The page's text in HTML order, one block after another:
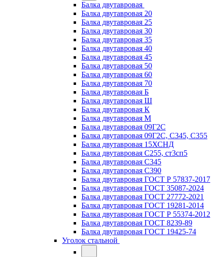
Балка двутавровая
Балка двутавровая 20
Балка двутавровая 25
Балка двутавровая 30
Балка двутавровая 35
Балка двутавровая 40
Балка двутавровая 45
Балка двутавровая 50
Балка двутавровая 60
Балка двутавровая 70
Балка двутавровая Б
Балка двутавровая Ш
Балка двутавровая К
Балка двутавровая М
Балка двутавровая 09Г2С
Балка двутавровая 09Г2С, С345, С355
Балка двутавровая 15ХСНД
Балка двутавровая С255, ст3сп5
Балка двутавровая С345
Балка двутавровая С390
Балка двутавровая ГОСТ Р 57837-2017
Балка двутавровая ГОСТ 35087-2024
Балка двутавровая ГОСТ 27772-2021
Балка двутавровая ГОСТ 19281-2014
Балка двутавровая ГОСТ Р 55374-2012
Балка двутавровая ГОСТ 8239-89
Балка двутавровая ГОСТ 19425-74
Уголок стальной